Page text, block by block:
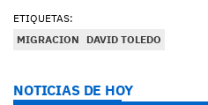
ETIQUETAS:
MIGRACION
DAVID TOLEDO
NOTICIAS DE HOY